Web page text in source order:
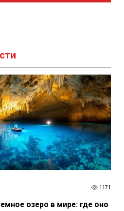
1171
озеро в мире: где оно